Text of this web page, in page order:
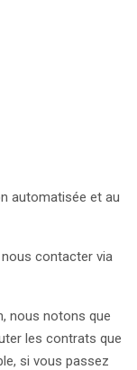
automatisée et au
contacter via
nous notons que
les contrats que
si vous passez